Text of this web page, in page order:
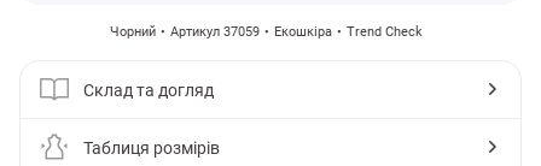
Чорний Артикул 37059 Екошкіра Trend Check
Склад та догляд
Таблиця розмірів